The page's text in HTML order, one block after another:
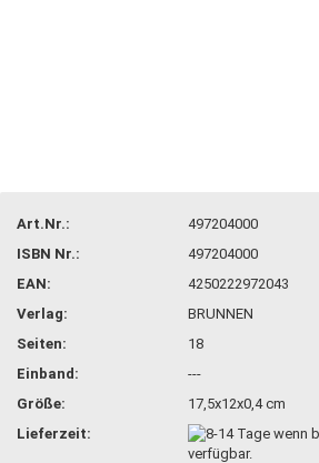
Art.Nr.:
497204000
ISBN Nr.:
497204000
EAN:
4250222972043
Verlag:
BRUNNEN
Seiten:
18
Einband:
---
Größe:
17,5x12x0,4 cm
Lieferzeit: